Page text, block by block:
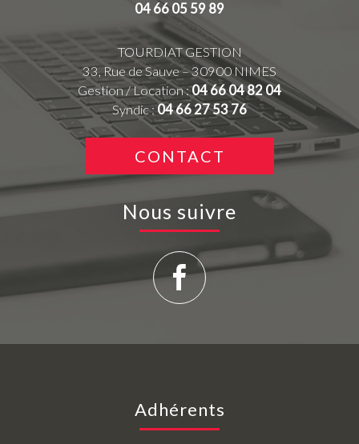
04 66 05 59 89
TOURDIAT GESTION
33, Rue de Sauve – 30900 NIMES
Gestion / Location :04 66 04 82 04
Syndic :04 66 27 53 76
CONTACT
Nous suivre
Adhérents